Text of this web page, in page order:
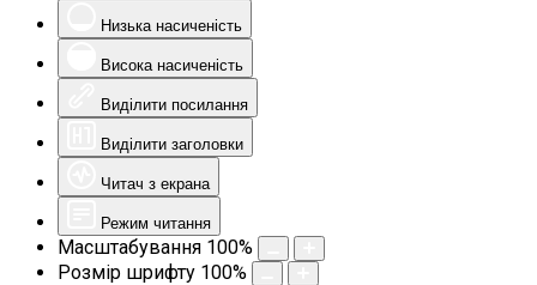
Низька насиченість
Висока насиченість
Виділити посилання
Виділити заголовки
Читач з екрана
Режим читання
Масштабування 100%
Розмір шрифту 100%